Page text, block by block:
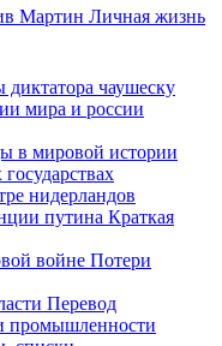
Мартин Личная жизнь